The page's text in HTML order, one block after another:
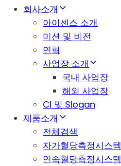
회사소개
아이센스 소개
미션 및 비전
연혁
사업장 소개
국내 사업장
해외 사업장
CI 및 Slogan
제품소개
전체검색
자가혈당측정시스템
연속혈당측정시스템